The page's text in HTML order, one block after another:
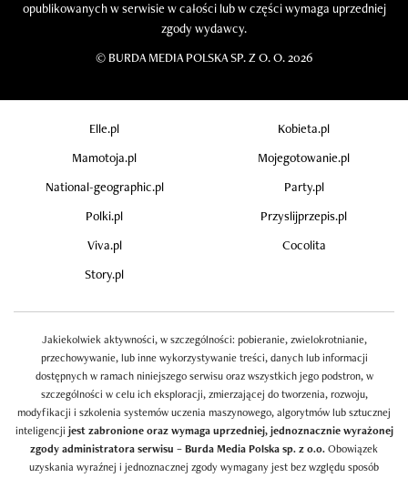
opublikowanych w serwisie w całości lub w części wymaga uprzedniej
zgody wydawcy.
© BURDA MEDIA POLSKA SP. Z O. O. 2026
Elle.pl
Kobieta.pl
Mamotoja.pl
Mojegotowanie.pl
National-geographic.pl
Party.pl
Polki.pl
Przyslijprzepis.pl
Viva.pl
Cocolita
Story.pl
Jakiekolwiek aktywności, w szczególności: pobieranie, zwielokrotnianie,
przechowywanie, lub inne wykorzystywanie treści, danych lub informacji
dostępnych w ramach niniejszego serwisu oraz wszystkich jego podstron, w
szczególności w celu ich eksploracji, zmierzającej do tworzenia, rozwoju,
modyfikacji i szkolenia systemów uczenia maszynowego, algorytmów lub sztucznej
inteligencji jest zabronione oraz wymaga uprzedniej, jednoznacznie wyrażonej
zgody administratora serwisu – Burda Media Polska sp. z o.o.Obowiązek
uzyskania wyraźnej i jednoznacznej zgody wymagany jest bez względu sposób